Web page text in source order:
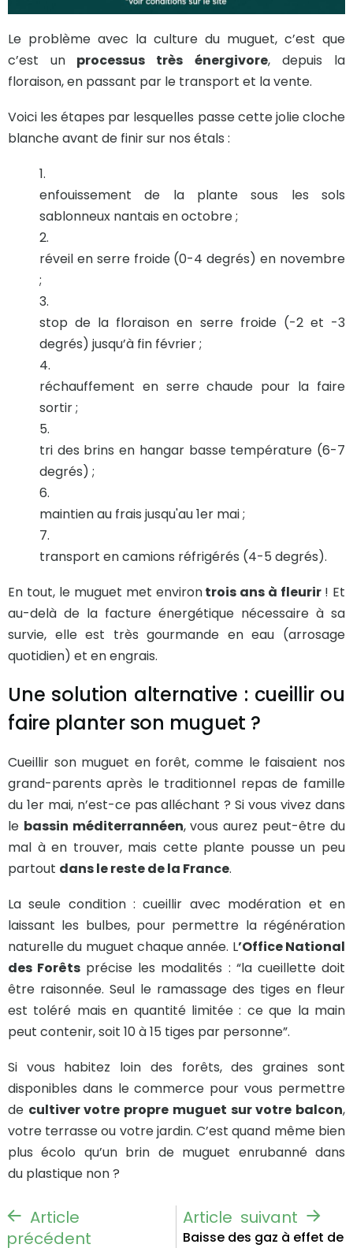
Le problème avec la culture du muguet, c’est que
c’est un processus très énergivore, depuis la
floraison, en passant par le transport et la vente.
Voici les étapes par lesquelles passe cette jolie cloche
blanche avant de finir sur nos étals :
enfouissement de la plante sous les sols
sablonneux nantais en octobre ;
réveil en serre froide (0-4 degrés) en novembre
;
stop de la floraison en serre froide (-2 et -3
degrés) jusqu’à fin février ;
réchauffement en serre chaude pour la faire
sortir ;
tri des brins en hangar basse température (6-7
degrés) ;
maintien au frais jusqu'au 1er mai ;
transport en camions réfrigérés (4-5 degrés).
En tout, le muguet met environtrois ans à fleurir ! Et
au-delà de la facture énergétique nécessaire à sa
survie, elle est très gourmande en eau (arrosage
quotidien) et en engrais.
Une solution alternative : cueillir ou
faire planter son muguet ?
Cueillir son muguet en forêt, comme le faisaient nos
grand-parents après le traditionnel repas de famille
du 1er mai, n’est-ce pas alléchant ? Si vous vivez dans
le bassin méditerrannéen, vous aurez peut-être du
mal à en trouver, mais cette plante pousse un peu
partout dans le reste de la France.
La seule condition : cueillir avec modération et en
laissant les bulbes, pour permettre la régénération
naturelle du muguet chaque année. L’Office National
des Forêts précise les modalités : “la cueillette doit
être raisonnée. Seul le ramassage des tiges en fleur
est toléré mais en quantité limitée : ce que la main
peut contenir, soit 10 à 15 tiges par personne”.
Si vous habitez loin des forêts, des graines sont
disponibles dans le commerce pour vous permettre
de cultiver votre propre muguet sur votre balcon,
votre terrasse ou votre jardin. C’est quand même bien
plus écolo qu’un brin de muguet enrubanné dans
du plastique non ?
Baisse des gaz à effet de